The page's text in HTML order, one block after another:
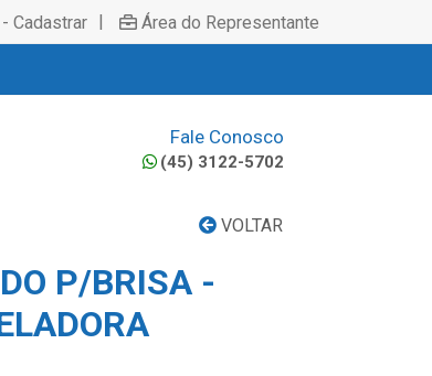
Cadastrar | Área do Representante
Fale Conosco
(45) 3122-5702
VOLTAR
P/BRISA -